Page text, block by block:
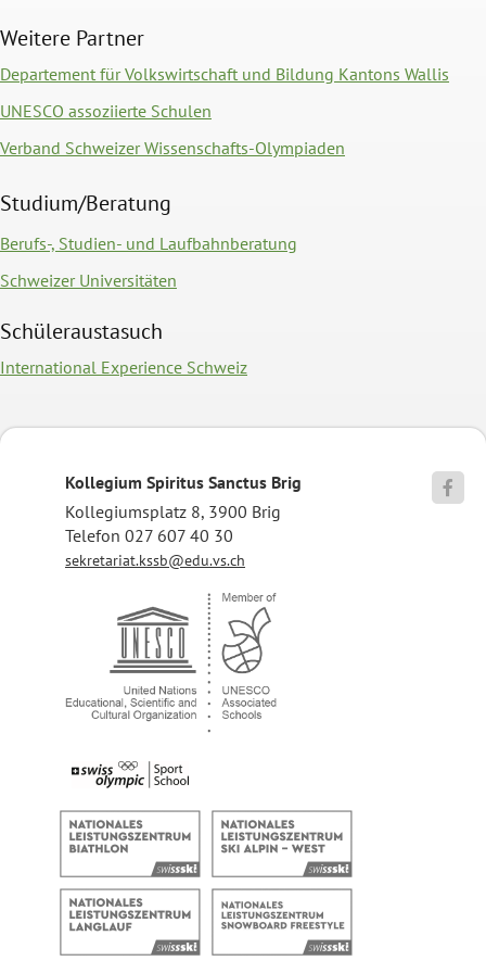
Weitere Partner
Departement für Volkswirtschaft und Bildung Kantons Wallis
UNESCO assoziierte Schulen
Verband Schweizer Wissenschafts-Olympiaden
Studium/Beratung
Berufs-, Studien- und Laufbahnberatung
Schweizer Universitäten
Schüleraustasuch
International Experience Schweiz
Kollegium Spiritus Sanctus Brig
Kollegiumsplatz 8, 3900 Brig
Telefon 027 607 40 30
sekretariat.kssb@edu.vs.ch
